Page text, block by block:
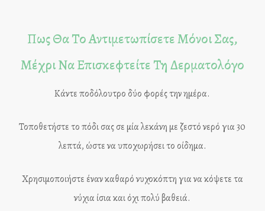
Πως Θα Το Αντιμετωπίσετε Μόνοι Σας,
Μέχρι Να Επισκεφτείτε Τη Δερματολόγο
Κάντε ποδόλουτρο δύο φορές την ημέρα.
Τοποθετήστε το πόδι σας σε μία λεκάνη με ζεστό νερό για 30
λεπτά, ώστε να υποχωρήσει το οίδημα.
Χρησιμοποιήστε έναν καθαρό νυχοκόπτη για να κόψετε τα
νύχια ίσια και όχι πολύ βαθειά.